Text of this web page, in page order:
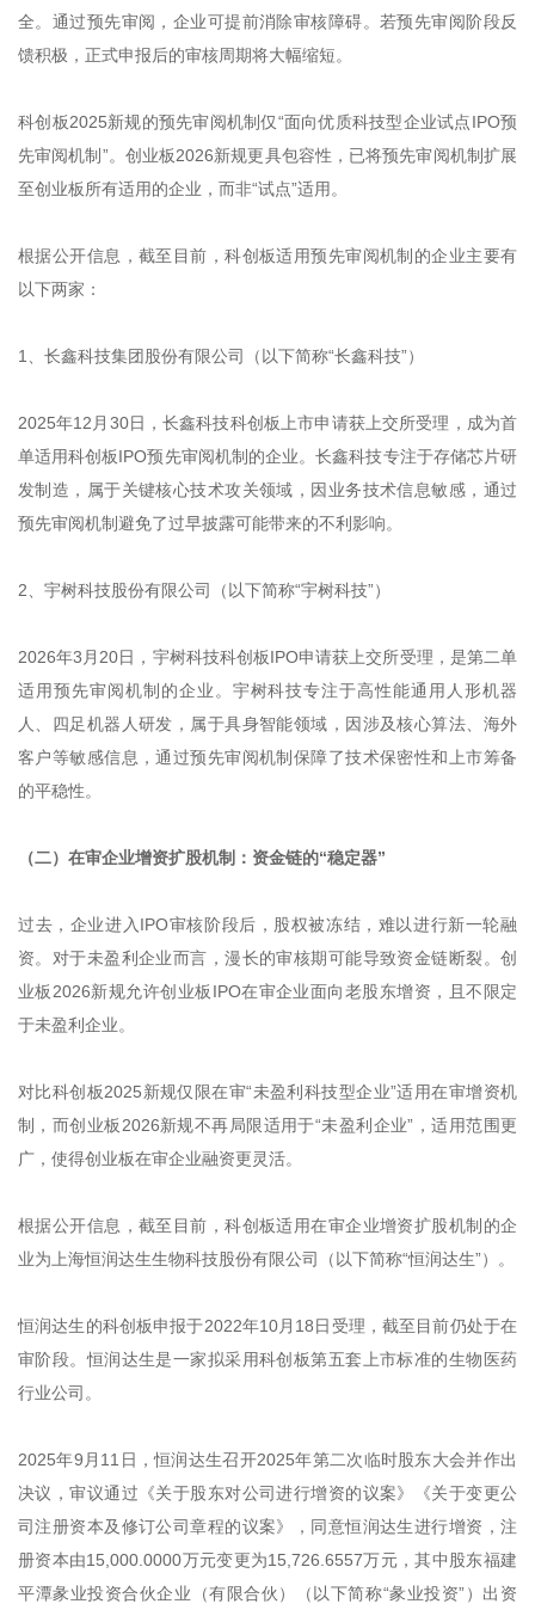
全。通过预先审阅，企业可提前消除审核障碍。若预先审阅阶段反
馈积极，正式申报后的审核周期将大幅缩短。
科创板2025新规的预先审阅机制仅“面向优质科技型企业试点IPO预
先审阅机制”。创业板2026新规更具包容性，已将预先审阅机制扩展
至创业板所有适用的企业，而非“试点”适用。
根据公开信息，截至目前，科创板适用预先审阅机制的企业主要有
以下两家：
1、长鑫科技集团股份有限公司（以下简称“长鑫科技”）
2025年12月30日，长鑫科技科创板上市申请获上交所受理，成为首
单适用科创板IPO预先审阅机制的企业。长鑫科技专注于存储芯片研
发制造，属于关键核心技术攻关领域，因业务技术信息敏感，通过
预先审阅机制避免了过早披露可能带来的不利影响。
2、宇树科技股份有限公司（以下简称“宇树科技”）
2026年3月20日，宇树科技科创板IPO申请获上交所受理，是第二单
适用预先审阅机制的企业。宇树科技专注于高性能通用人形机器
人、四足机器人研发，属于具身智能领域，因涉及核心算法、海外
客户等敏感信息，通过预先审阅机制保障了技术保密性和上市筹备
的平稳性。
（二）在审企业增资扩股机制：资金链的“稳定器”
过去，企业进入IPO审核阶段后，股权被冻结，难以进行新一轮融
资。对于未盈利企业而言，漫长的审核期可能导致资金链断裂。创
业板2026新规允许创业板IPO在审企业面向老股东增资，且不限定
于未盈利企业。
对比科创板2025新规仅限在审“未盈利科技型企业”适用在审增资机
制，而创业板2026新规不再局限适用于“未盈利企业”，适用范围更
广，使得创业板在审企业融资更灵活。
根据公开信息，截至目前，科创板适用在审企业增资扩股机制的企
业为上海恒润达生生物科技股份有限公司（以下简称“恒润达生”）。
恒润达生的科创板申报于2022年10月18日受理，截至目前仍处于在
审阶段。恒润达生是一家拟采用科创板第五套上市标准的生物医药
行业公司。
2025年9月11日，恒润达生召开2025年第二次临时股东大会并作出
决议，审议通过《关于股东对公司进行增资的议案》《关于变更公
司注册资本及修订公司章程的议案》，同意恒润达生进行增资，注
册资本由15,000.0000万元变更为15,726.6557万元，其中股东福建
平潭彖业投资合伙企业（有限合伙）（以下简称“彖业投资”）出资